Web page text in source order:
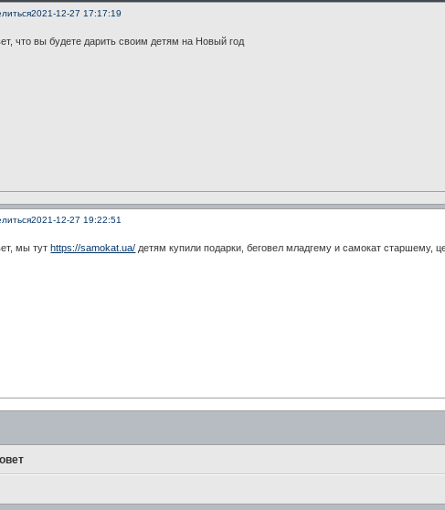
2021-12-27 17:17:19
что вы будете дарить своим детям на Новый год
2021-12-27 19:22:51
мы тутhttps://samokat.ua/ детям купили подарки, беговел младгему и самокат старшему,